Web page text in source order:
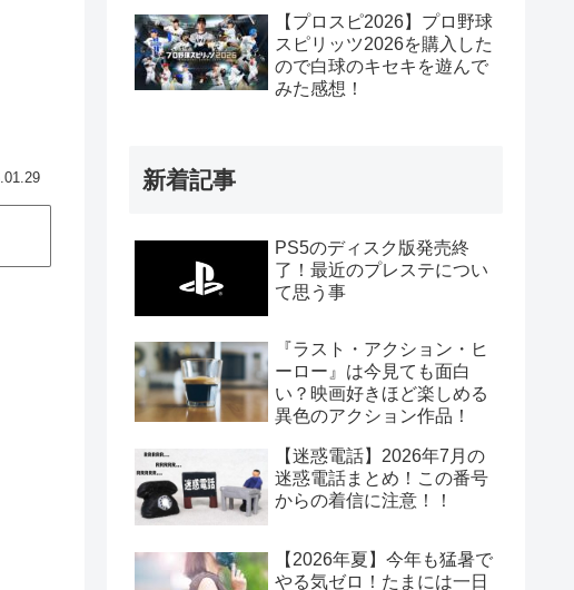
【プロスピ2026】プロ野球
スピリッツ2026を購入した
ので白球のキセキを遊んで
みた感想！
新着記事
PS5のディスク版発売終
了！最近のプレステについ
て思う事
『ラスト・アクション・ヒ
ーロー』は今見ても面白
い？映画好きほど楽しめる
異色のアクション作品！
【迷惑電話】2026年7月の
迷惑電話まとめ！この番号
からの着信に注意！！
【2026年夏】今年も猛暑で
やる気ゼロ！たまには一日